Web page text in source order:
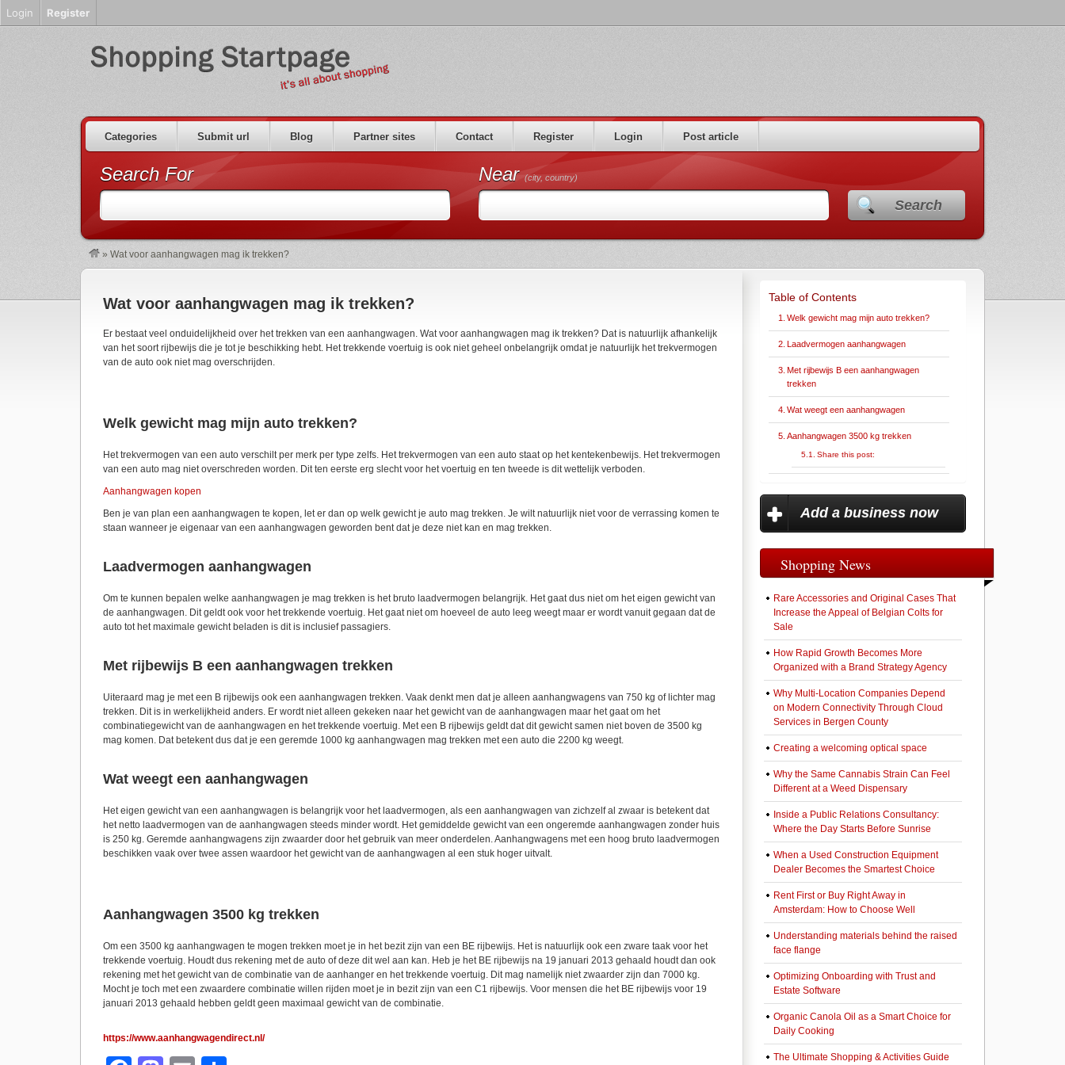
Categories Submit url Blog Partner sites Contact Register Login Post article
Search For Near(city, country)
Search
» Wat voor aanhangwagen mag ik trekken?
Wat voor aanhangwagen mag ik trekken?
Er bestaat veel onduidelijkheid over het trekken van een aanhangwagen. Wat voor aanhangwagen mag ik trekken? Dat is natuurlijk afhankelijk
van het soort rijbewijs die je tot je beschikking hebt. Het trekkende voertuig is ook niet geheel onbelangrijk omdat je natuurlijk het trekvermogen
van de auto ook niet mag overschrijden.
Welk gewicht mag mijn auto trekken?
Het trekvermogen van een auto verschilt per merk per type zelfs. Het trekvermogen van een auto staat op het kentekenbewijs. Het trekvermogen
van een auto mag niet overschreden worden. Dit ten eerste erg slecht voor het voertuig en ten tweede is dit wettelijk verboden.
Aanhangwagen kopen
Ben je van plan een aanhangwagen te kopen, let er dan op welk gewicht je auto mag trekken. Je wilt natuurlijk niet voor de verrassing komen te
staan wanneer je eigenaar van een aanhangwagen geworden bent dat je deze niet kan en mag trekken.
Laadvermogen aanhangwagen
Om te kunnen bepalen welke aanhangwagen je mag trekken is het bruto laadvermogen belangrijk. Het gaat dus niet om het eigen gewicht van
de aanhangwagen. Dit geldt ook voor het trekkende voertuig. Het gaat niet om hoeveel de auto leeg weegt maar er wordt vanuit gegaan dat de
auto tot het maximale gewicht beladen is dit is inclusief passagiers.
Met rijbewijs B een aanhangwagen trekken
Uiteraard mag je met een B rijbewijs ook een aanhangwagen trekken. Vaak denkt men dat je alleen aanhangwagens van 750 kg of lichter mag
trekken. Dit is in werkelijkheid anders. Er wordt niet alleen gekeken naar het gewicht van de aanhangwagen maar het gaat om het
combinatiegewicht van de aanhangwagen en het trekkende voertuig. Met een B rijbewijs geldt dat dit gewicht samen niet boven de 3500 kg
mag komen. Dat betekent dus dat je een geremde 1000 kg aanhangwagen mag trekken met een auto die 2200 kg weegt.
Wat weegt een aanhangwagen
Het eigen gewicht van een aanhangwagen is belangrijk voor het laadvermogen, als een aanhangwagen van zichzelf al zwaar is betekent dat
het netto laadvermogen van de aanhangwagen steeds minder wordt. Het gemiddelde gewicht van een ongeremde aanhangwagen zonder huis
is 250 kg. Geremde aanhangwagens zijn zwaarder door het gebruik van meer onderdelen. Aanhangwagens met een hoog bruto laadvermogen
beschikken vaak over twee assen waardoor het gewicht van de aanhangwagen al een stuk hoger uitvalt.
Aanhangwagen 3500 kg trekken
Om een 3500 kg aanhangwagen te mogen trekken moet je in het bezit zijn van een BE rijbewijs. Het is natuurlijk ook een zware taak voor het
trekkende voertuig. Houdt dus rekening met de auto of deze dit wel aan kan. Heb je het BE rijbewijs na 19 januari 2013 gehaald houdt dan ook
rekening met het gewicht van de combinatie van de aanhanger en het trekkende voertuig. Dit mag namelijk niet zwaarder zijn dan 7000 kg.
Mocht je toch met een zwaardere combinatie willen rijden moet je in bezit zijn van een C1 rijbewijs. Voor mensen die het BE rijbewijs voor 19
januari 2013 gehaald hebben geldt geen maximaal gewicht van de combinatie.
https://www.aanhangwagendirect.nl/
Table of Contents
Welk gewicht mag mijn auto trekken?
Laadvermogen aanhangwagen
Met rijbewijs B een aanhangwagen
trekken
Wat weegt een aanhangwagen
Aanhangwagen 3500 kg trekken
Share this post:
Add a business now
Shopping News
Rare Accessories and Original Cases That
Increase the Appeal of Belgian Colts for
Sale
How Rapid Growth Becomes More
Organized with a Brand Strategy Agency
Why Multi-Location Companies Depend
on Modern Connectivity Through Cloud
Services in Bergen County
Creating a welcoming optical space
Why the Same Cannabis Strain Can Feel
Different at a Weed Dispensary
Inside a Public Relations Consultancy:
Where the Day Starts Before Sunrise
When a Used Construction Equipment
Dealer Becomes the Smartest Choice
Rent First or Buy Right Away in
Amsterdam: How to Choose Well
Understanding materials behind the raised
face flange
Optimizing Onboarding with Trust and
Estate Software
Organic Canola Oil as a Smart Choice for
Daily Cooking
The Ultimate Shopping & Activities Guide
Login Register